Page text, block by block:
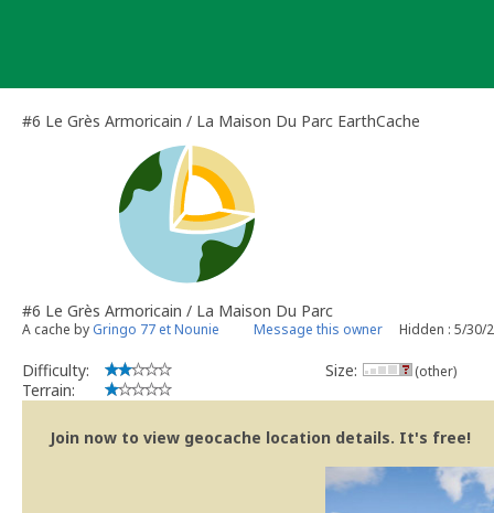
#6 Le Grès Armoricain / La Maison Du Parc EarthCache
#6 Le Grès Armoricain / La Maison Du Parc
A cache by Gringo 77 et Nounie Message this owner Hidden : 5/30/
Difficulty:
Terrain:
Size: (other)
Join now to view geocache location details. It's free!